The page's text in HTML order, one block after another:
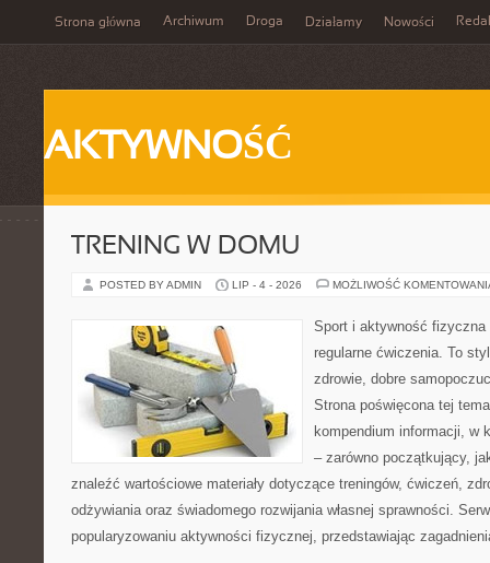
Strona główna Archiwum Droga Działamy Nowości
AKTYWNOŚĆ
TRENING W DOMU
POSTED BY ADMIN LIP - 4 - 2026 MOŻLIWOŚĆ
Sport i aktywność
regularne ćwiczenia. To
zdrowie, dobre
Strona poświęcona tej
kompendium informacji, w
– zarówno początkujący,
znaleźć wartościowe materiały dotyczące treningów, ćwiczeń,
odżywiania oraz świadomego rozwijania własnej sprawności.
popularyzowaniu aktywności fizycznej, przedstawiając